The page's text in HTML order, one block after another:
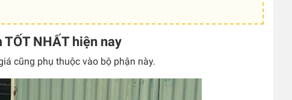
NHẤT hiện nay
cũng phụ thuộc vào bộ phận này.